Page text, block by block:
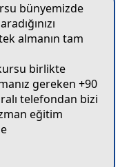
bünyemizde
almanın tam
birlikte
gereken +90
telefondan bizi
eğitim